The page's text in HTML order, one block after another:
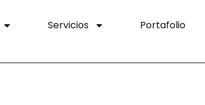
Servicios Portafolio